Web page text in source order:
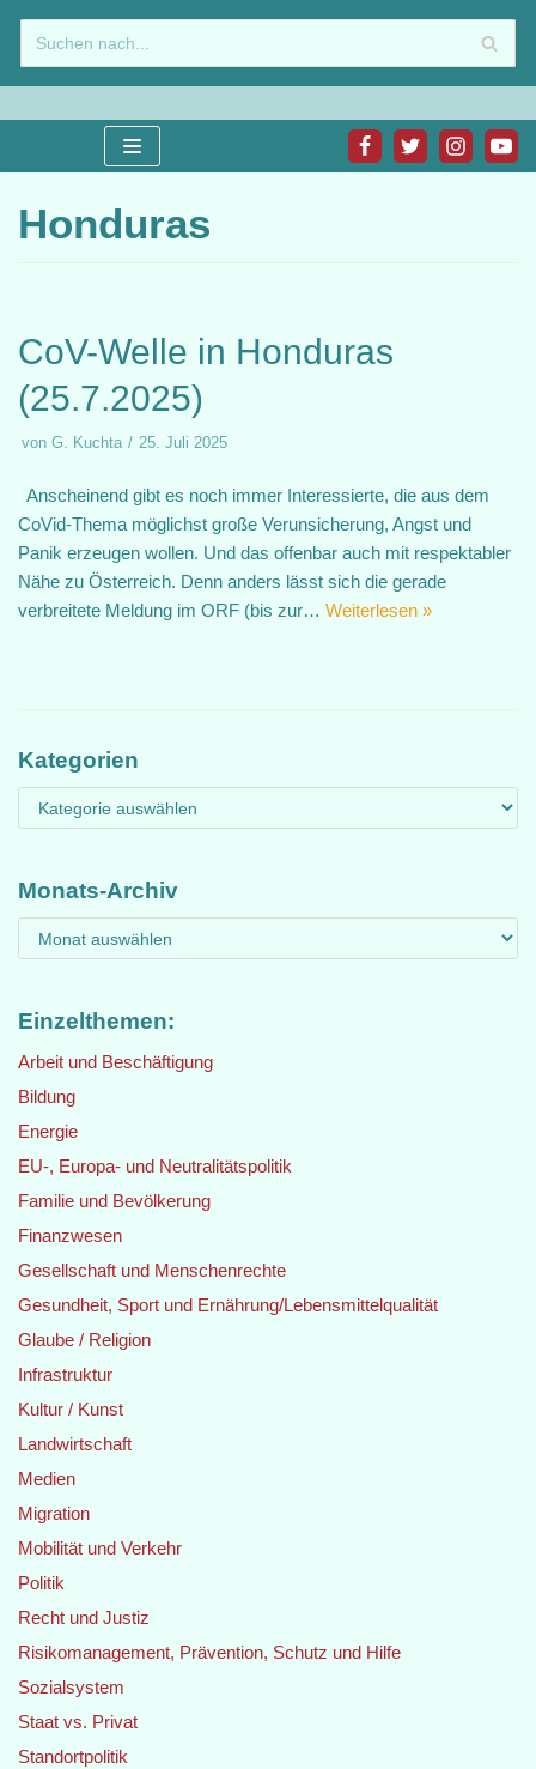
Zum
Inhalt
springen
Honduras
CoV-Welle in Honduras
(25.7.2025)
von G. Kuchta 25. Juli 2025
Anscheinend gibt es noch immer Interessierte, die aus dem
CoVid-Thema möglichst große Verunsicherung, Angst und
Panik erzeugen wollen. Und das offenbar auch mit respektabler
Nähe zu Österreich. Denn anders lässt sich die gerade
verbreitete Meldung im ORF (bis zur… Weiterlesen »
Kategorien
Monats-Archiv
Einzelthemen:
Arbeit und Beschäftigung
Bildung
Energie
EU-, Europa- und Neutralitätspolitik
Familie und Bevölkerung
Finanzwesen
Gesellschaft und Menschenrechte
Gesundheit, Sport und Ernährung/Lebensmittelqualität
Glaube / Religion
Infrastruktur
Kultur / Kunst
Landwirtschaft
Medien
Migration
Mobilität und Verkehr
Politik
Recht und Justiz
Risikomanagement, Prävention, Schutz und Hilfe
Sozialsystem
Staat vs. Privat
Standortpolitik